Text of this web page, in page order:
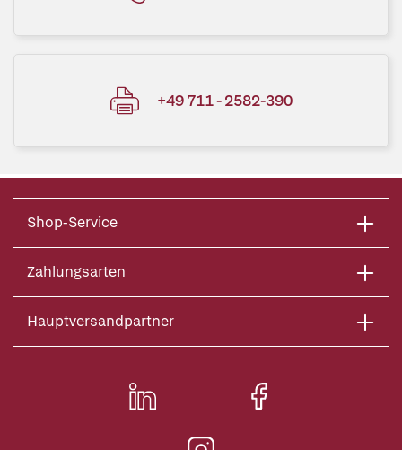
+49 711 - 2582-390
Shop-Service
Zahlungsarten
Hauptversandpartner